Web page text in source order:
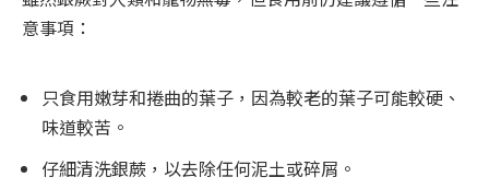
意事項：
只食用嫩芽和捲曲的葉子，因為較老的葉子可能較硬、
味道較苦。
仔細清洗銀蕨，以去除任何泥土或碎屑。